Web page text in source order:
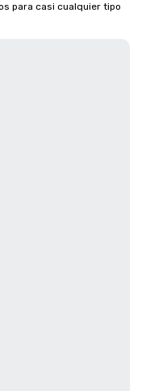
para casi cualquier tipo